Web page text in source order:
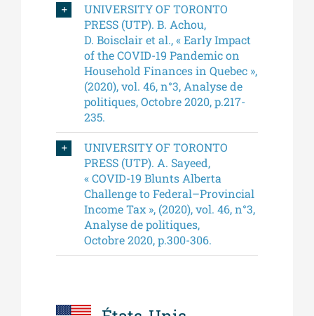
UNIVERSITY OF TORONTO
PRESS (UTP). B. Achou,
D. Boisclair et al., « Early Impact
of the COVID-19 Pandemic on
Household Finances in Quebec »,
(2020), vol. 46, n°3, Analyse de
politiques, Octobre 2020, p.217-
235.
UNIVERSITY OF TORONTO
PRESS (UTP). A. Sayeed,
« COVID-19 Blunts Alberta
Challenge to Federal–Provincial
Income Tax », (2020), vol. 46, n°3,
Analyse de politiques,
Octobre 2020, p.300-306.